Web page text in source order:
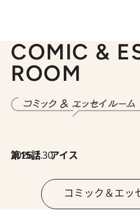
COMIC &
ROOM
2026.7.30
第15話 アイス
コミック＆エッ